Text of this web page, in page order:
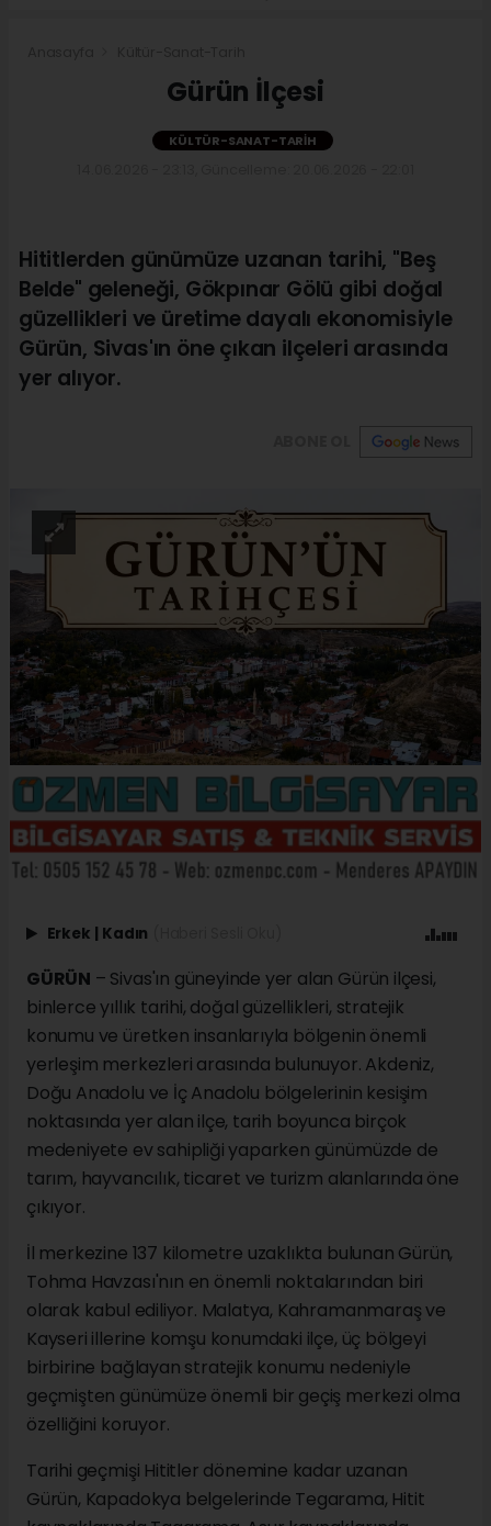
Gürün İlçesi
KÜLTÜR-SANAT-TARIH
Hititlerden günümüze uzanan tarihi, "Beş
Belde" geleneği, Gökpınar Gölü gibi doğal
güzellikleri ve üretime dayalı ekonomisiyle
Gürün, Sivas'ın öne çıkan ilçeleri arasında
yer alıyor.
Erkek Kadın
GÜRÜN – Sivas'ın güneyinde yer alan Gürün ilçesi,
binlerce yıllık tarihi, doğal güzellikleri, stratejik
konumu ve üretken insanlarıyla bölgenin önemli
yerleşim merkezleri arasında bulunuyor. Akdeniz,
Doğu Anadolu ve İç Anadolu bölgelerinin kesişim
noktasında yer alan ilçe, tarih boyunca birçok
medeniyete ev sahipliği yaparken günümüzde de
tarım, hayvancılık, ticaret ve turizm alanlarında öne
çıkıyor.
İl merkezine 137 kilometre uzaklıkta bulunan Gürün,
Tohma Havzası'nın en önemli noktalarından biri
olarak kabul ediliyor. Malatya, Kahramanmaraş ve
Kayseri illerine komşu konumdaki ilçe, üç bölgeyi
birbirine bağlayan stratejik konumu nedeniyle
geçmişten günümüze önemli bir geçiş merkezi olma
özelliğini koruyor.
Tarihi geçmişi Hititler dönemine kadar uzanan
Gürün, Kapadokya belgelerinde Tegarama, Hitit